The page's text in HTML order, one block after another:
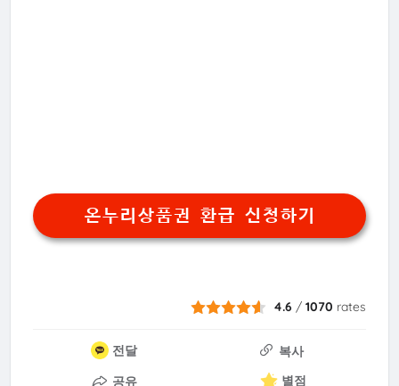
온누리상품권 환급 신청하기
4.6 /1070 rates
전달
복사
공유
별점